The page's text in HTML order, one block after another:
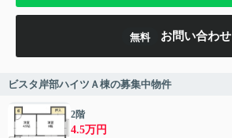
無料 お問い合わせ
ビスタ岸部ハイツＡ棟の募集中物件
2階
4.5万円